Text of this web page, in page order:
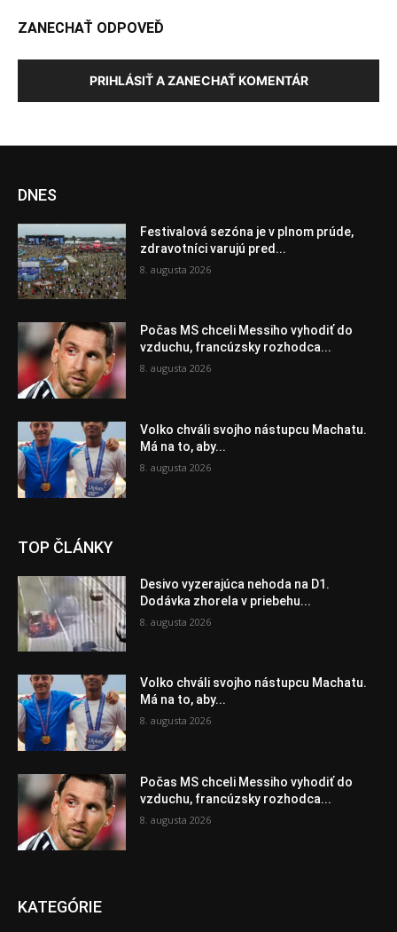
ZANECHAŤ ODPOVEĎ
PRIHLÁSIŤ A ZANECHAŤ KOMENTÁR
DNES
Festivalová sezóna je v plnom prúde,
zdravotníci varujú pred...
8. augusta 2026
Počas MS chceli Messiho vyhodiť do
vzduchu, francúzsky rozhodca...
8. augusta 2026
Volko chváli svojho nástupcu Machatu.
Má na to, aby...
8. augusta 2026
TOP ČLÁNKY
Desivo vyzerajúca nehoda na D1.
Dodávka zhorela v priebehu...
8. augusta 2026
Volko chváli svojho nástupcu Machatu.
Má na to, aby...
8. augusta 2026
Počas MS chceli Messiho vyhodiť do
vzduchu, francúzsky rozhodca...
8. augusta 2026
KATEGÓRIE